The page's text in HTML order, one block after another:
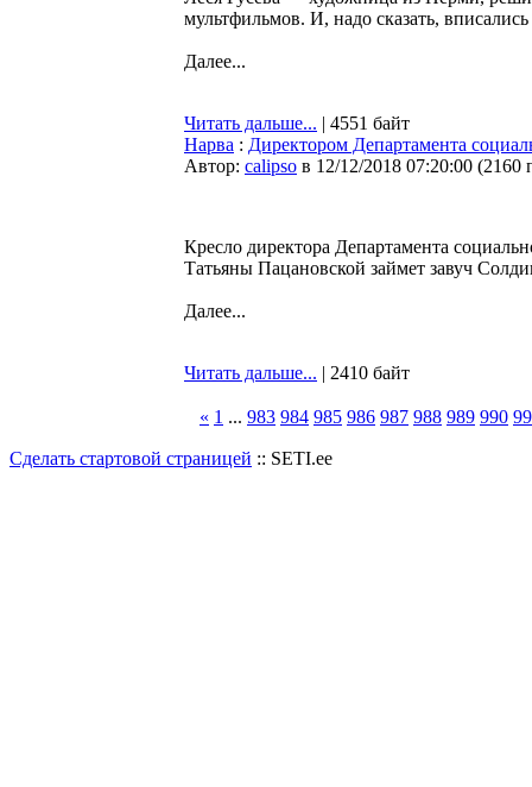
мультфильмов. И, надо сказать,
Далее...
Читать дальше... | 4551 байт
Нарва : Директором Департамента
Автор: calipso в 12/12/2018 07:20:00 (2160
Кресло директора Департамента
Татьяны Пацановской займет завуч
Далее...
Читать дальше... | 2410 байт
« 1 ... 983 984 985 986 987 988 989 990
Сделать стартовой страницей :: SETI.ee